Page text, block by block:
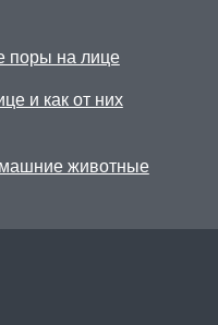
поры на лице
и как от них
животные